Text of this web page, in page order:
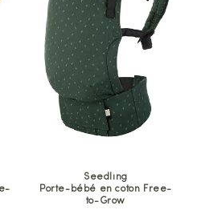
Seedling
Porte-bébé en coton Free-
to-Grow